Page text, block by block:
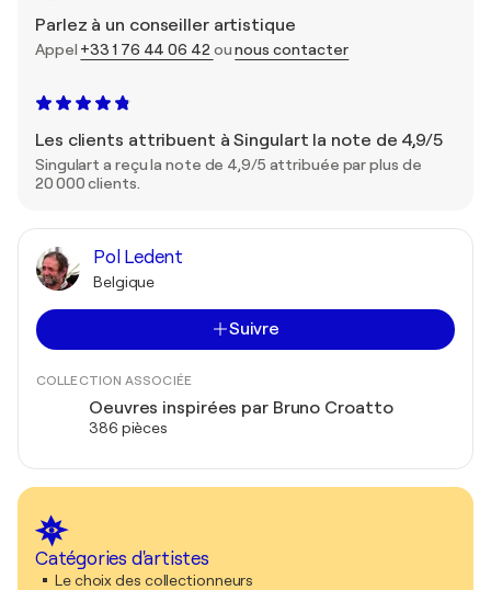
Parlez à un conseiller artistique
Appel +33 1 76 44 06 42 ounous contacter
Les clients attribuent à Singulart la note de 4,9/5
Singulart a reçu la note de 4,9/5 attribuée par plus de
20 000 clients.
Pol Ledent
Belgique
Suivre
COLLECTION ASSOCIÉE
Oeuvres inspirées par Bruno Croatto
386 pièces
Catégories d'artistes
Le choix des collectionneurs